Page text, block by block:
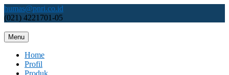
Skip
to
humas@pnri.co.id
(021) 4221701-05
Perum PNRI
Menu
Home
Profil
Produk